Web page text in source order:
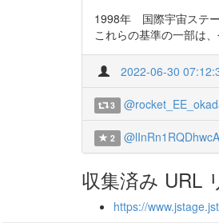
1998年 国際宇宙ステ
これらの基準の一部は
2022-06-30
3
2
収集済み URL
https://